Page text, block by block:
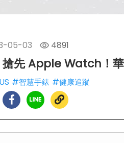
05-03 4891
搶先 Apple Watch！
#智慧手錶 #健康追蹤